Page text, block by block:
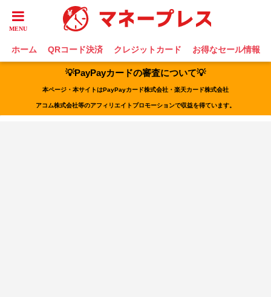
ホーム QRコード決済 クレジットカード お得なセール情報
💡PayPayカードの審査について💡
本ページ・本サイトはPayPayカード株式会社・楽天カード株式会社
アコム株式会社等のアフィリエイトプロモーションで収益を得ています。